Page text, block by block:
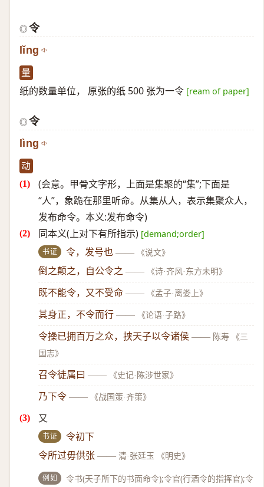
◎ 令
lǐng
量
纸的数量单位， 原张的纸 500 张为一令 [ream of paper]
◎ 令
lìng
动
(会意。甲骨文字形，上面是集聚的“集”;下面是
“人”，象跪在那里听命。从集从人，表示集聚众人，
发布命令。本义:发布命令)
同本义(上对下有所指示) [demand;order]
书证 令，发号也 —— 《说文》
倒之颠之，自公令之 —— 《诗·齐风·东方未明》
既不能令，又不受命 —— 《孟子·离娄上》
其身正，不令而行 —— 《论语·子路》
令操已拥百万之众，挟天子以令诸侯 —— 陈寿 《三
国志》
召令徒属曰 —— 《史记·陈涉世家》
乃下令 —— 《战国策·齐策》
又
书证
令初下
令所过毋供张 —— 清·张廷玉 《明史》
例如
令书(天子所下的书面命令);令官(行酒令的指挥官);令